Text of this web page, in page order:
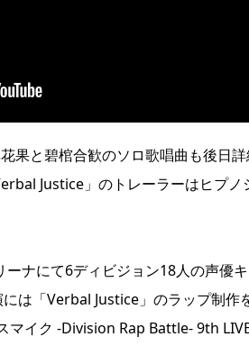
果と碧棺合歓のソロ歌唱曲も後日
Justice」のトレーラーはヒプ
ナにて6ディビジョン18人の声優
は「Verbal Justice」のラップ制
マイク -Division Rap Battle- 9th